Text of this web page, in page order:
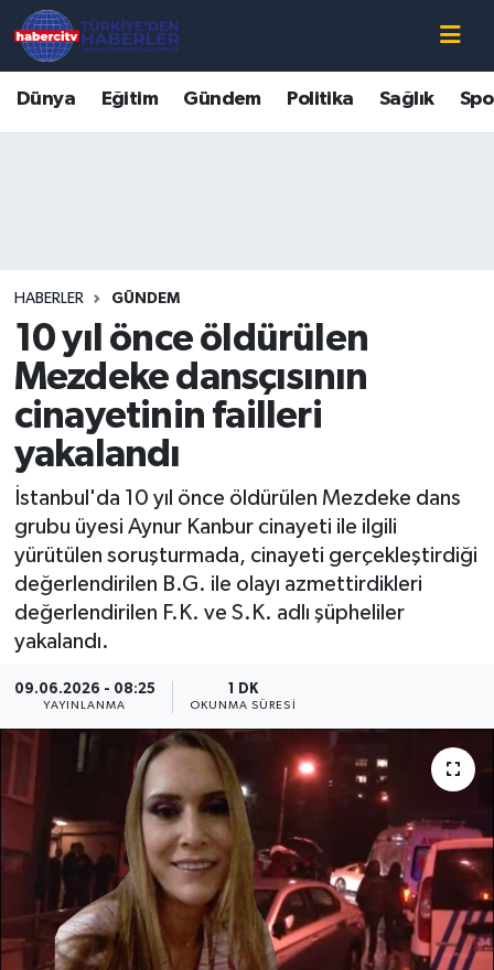
Dünya Eğitim Gündem Politika Sağlık
HABERLER GÜNDEM
10 yıl önce öldürülen
Mezdeke dansçısının
cinayetinin failleri
yakalandı
İstanbul'da 10 yıl önce öldürülen Mezdeke dans
grubu üyesi Aynur Kanbur cinayeti ile ilgili
yürütülen soruşturmada, cinayeti gerçekleştirdiği
değerlendirilen B.G. ile olayı azmettirdikleri
değerlendirilen F.K. ve S.K. adlı şüpheliler
yakalandı.
09.06.2026 - 08:25
YAYINLANMA
1 DK
OKUNMA SÜRESI
Süper Lig Puan Durumu ve Fikstür
Tüm Manşetler
Son Dakika Haberleri